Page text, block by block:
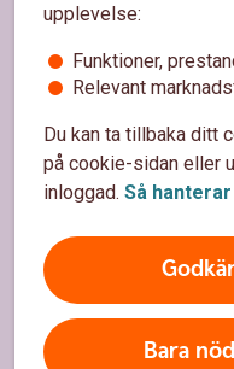
upplevelse:
Funktioner,
Relevant
Du kan ta tillbaka ditt
på cookie-sidan eller
inloggad. Så
Bara
Bli kund
Kontakta oss
Spärrhjälp
Priser, räntor och
Om oss
Om Ålems Sparbank